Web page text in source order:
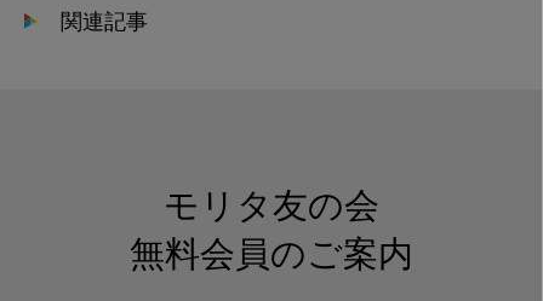
関連記事
モリタ友の会
無料会員のご案内